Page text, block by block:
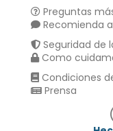
Preguntas
Recomienda
Seguridad de
Como
Condiciones
Prensa